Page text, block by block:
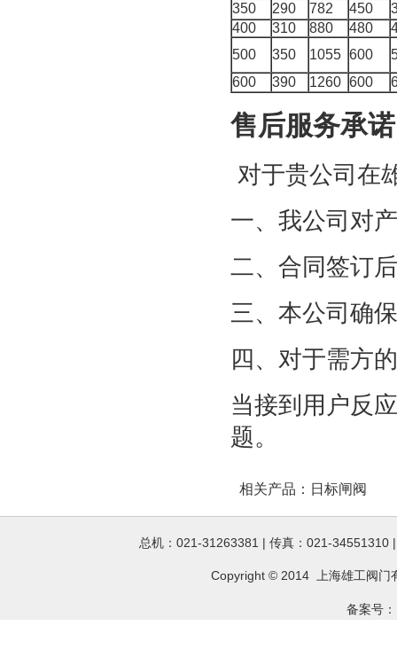
350
290 782 450
400
310 880 480
500
350 1055 600
600
390 1260 600
售后服务承诺
对于贵公司在
一、我公司对
二、合同签订
三、本公司确
四、对于需方
当接到用户反
题。
相关产品： 日标闸阀
总机：021-31263381 | 传真：021-
Copyright © 2014 上海雄工阀门
备案号